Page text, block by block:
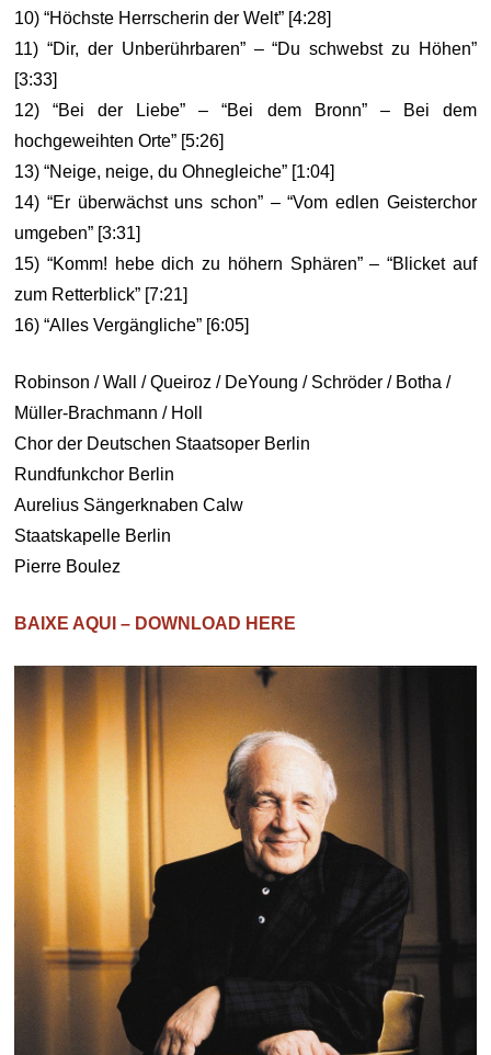
10) “Höchste Herrscherin der Welt” [4:28]
11) “Dir, der Unberührbaren” – “Du schwebst zu Höhen”
[3:33]
12) “Bei der Liebe” – “Bei dem Bronn” – Bei dem
hochgeweihten Orte” [5:26]
13) “Neige, neige, du Ohnegleiche” [1:04]
14) “Er überwächst uns schon” – “Vom edlen Geisterchor
umgeben” [3:31]
15) “Komm! hebe dich zu höhern Sphären” – “Blicket auf
zum Retterblick” [7:21]
16) “Alles Vergängliche” [6:05]
Robinson / Wall / Queiroz / DeYoung / Schröder / Botha /
Müller-Brachmann / Holl
Chor der Deutschen Staatsoper Berlin
Rundfunkchor Berlin
Aurelius Sängerknaben Calw
Staatskapelle Berlin
Pierre Boulez
BAIXE AQUI – DOWNLOAD HERE